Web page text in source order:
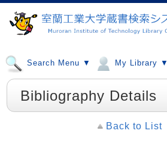
Search Menu ▼ My Library ▼
Bibliography Details
Back to List